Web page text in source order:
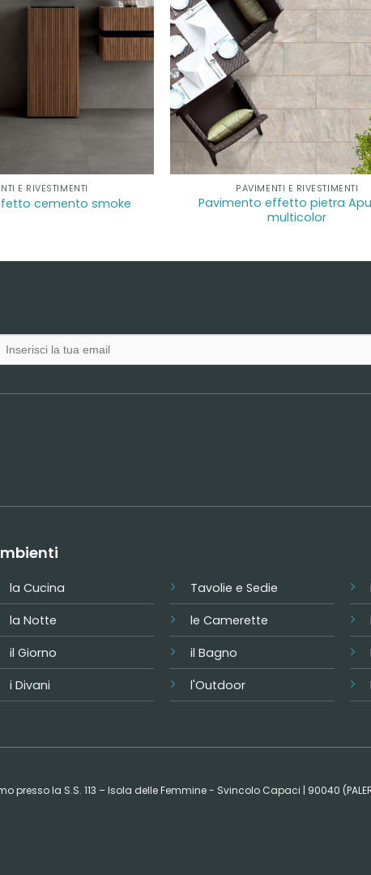
E RIVESTIMENTI
cemento smoke
PAVIMENTI E RIVESTIMENTI
Pavimento effetto pietra
multicolor
la Cucina
la Notte
il Giorno
i Divani
Tavolie e Sedie
le Camerette
il Bagno
l'Outdoor
la S.S. 113 – Isola delle Femmine - Svincolo Capaci | 90040